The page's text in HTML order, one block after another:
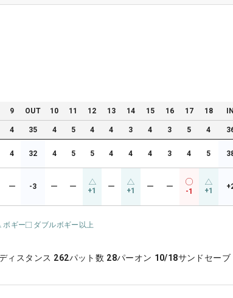
9 OUT 10 11 12 13 14 15 16 17 18
4 35 4 5 4 4 3 4 3 5 4
4 32 4 5 5 4 4 4 3 4 5
ー -3 ー ー +1 ー +1 ー ー
-1 +1
ボギー ダブルボギー以上
ィスタンス 262パット数 28パーオン 10/18サンドセーブ